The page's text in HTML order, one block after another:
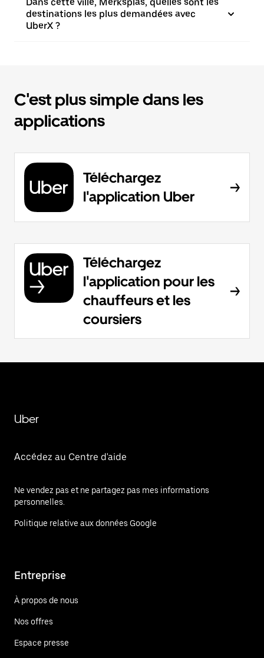
destinations les plus demandées avec
UberX ?
C'est plus simple dans les
applications
Téléchargez
l'application Uber
Téléchargez
l'application pour les
chauffeurs et les
coursiers
Uber
Accédez au Centre d'aide
Ne vendez pas et ne partagez pas mes informations
personnelles.
Politique relative aux données Google
Entreprise
À propos de nous
Nos offres
Espace presse